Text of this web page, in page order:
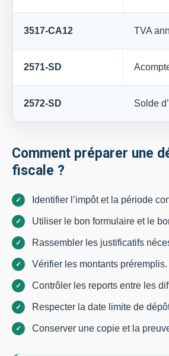
3517-CA12 TVA
2571-SD
2572-SD Solde
Comment préparer une
fiscale ?
Identifier l’impôt et la période
Utiliser le bon formulaire et le
Rassembler les justificatifs
Vérifier les montants préremplis.
Contrôler les reports entre les
Respecter la date limite de
Conserver une copie et la